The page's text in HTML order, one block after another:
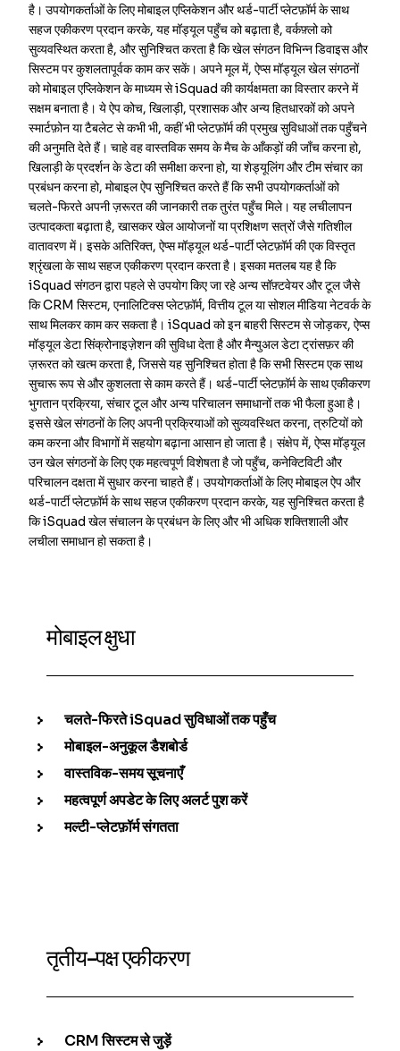
है। उपयोगकर्ताओं के लिए मोबाइल एप्लिकेशन और थर्ड-पार्टी प्लेटफ़ॉर्म के साथ
सहज एकीकरण प्रदान करके, यह मॉड्यूल पहुँच को बढ़ाता है, वर्कफ़्लो को
सुव्यवस्थित करता है, और सुनिश्चित करता है कि खेल संगठन विभिन्न डिवाइस और
सिस्टम पर कुशलतापूर्वक काम कर सकें। अपने मूल में, ऐप्स मॉड्यूल खेल संगठनों
को मोबाइल एप्लिकेशन के माध्यम से iSquad की कार्यक्षमता का विस्तार करने में
सक्षम बनाता है। ये ऐप कोच, खिलाड़ी, प्रशासक और अन्य हितधारकों को अपने
स्मार्टफ़ोन या टैबलेट से कभी भी, कहीं भी प्लेटफ़ॉर्म की प्रमुख सुविधाओं तक पहुँचने
की अनुमति देते हैं। चाहे वह वास्तविक समय के मैच के आँकड़ों की जाँच करना हो,
खिलाड़ी के प्रदर्शन के डेटा की समीक्षा करना हो, या शेड्यूलिंग और टीम संचार का
प्रबंधन करना हो, मोबाइल ऐप सुनिश्चित करते हैं कि सभी उपयोगकर्ताओं को
चलते-फिरते अपनी ज़रूरत की जानकारी तक तुरंत पहुँच मिले। यह लचीलापन
उत्पादकता बढ़ाता है, खासकर खेल आयोजनों या प्रशिक्षण सत्रों जैसे गतिशील
वातावरण में। इसके अतिरिक्त, ऐप्स मॉड्यूल थर्ड-पार्टी प्लेटफ़ॉर्म की एक विस्तृत
श्रृंखला के साथ सहज एकीकरण प्रदान करता है। इसका मतलब यह है कि
iSquad संगठन द्वारा पहले से उपयोग किए जा रहे अन्य सॉफ़्टवेयर और टूल जैसे
कि CRM सिस्टम, एनालिटिक्स प्लेटफ़ॉर्म, वित्तीय टूल या सोशल मीडिया नेटवर्क के
साथ मिलकर काम कर सकता है। iSquad को इन बाहरी सिस्टम से जोड़कर, ऐप्स
मॉड्यूल डेटा सिंक्रोनाइज़ेशन की सुविधा देता है और मैन्युअल डेटा ट्रांसफ़र की
ज़रूरत को खत्म करता है, जिससे यह सुनिश्चित होता है कि सभी सिस्टम एक साथ
सुचारू रूप से और कुशलता से काम करते हैं। थर्ड-पार्टी प्लेटफ़ॉर्म के साथ एकीकरण
भुगतान प्रक्रिया, संचार टूल और अन्य परिचालन समाधानों तक भी फैला हुआ है।
इससे खेल संगठनों के लिए अपनी प्रक्रियाओं को सुव्यवस्थित करना, त्रुटियों को
कम करना और विभागों में सहयोग बढ़ाना आसान हो जाता है। संक्षेप में, ऐप्स मॉड्यूल
उन खेल संगठनों के लिए एक महत्वपूर्ण विशेषता है जो पहुँच, कनेक्टिविटी और
परिचालन दक्षता में सुधार करना चाहते हैं। उपयोगकर्ताओं के लिए मोबाइल ऐप और
थर्ड-पार्टी प्लेटफ़ॉर्म के साथ सहज एकीकरण प्रदान करके, यह सुनिश्चित करता है
कि iSquad खेल संचालन के प्रबंधन के लिए और भी अधिक शक्तिशाली और
लचीला समाधान हो सकता है।
मोबाइल क्षुधा
चलते-फिरते iSquad सुविधाओं तक पहुँच
मोबाइल-अनुकूल डैशबोर्ड
वास्तविक-समय सूचनाएँ
महत्वपूर्ण अपडेट के लिए अलर्ट पुश करें
मल्टी-प्लेटफ़ॉर्म संगतता
तृतीय-पक्ष एकीकरण
CRM सिस्टम से जुड़ें